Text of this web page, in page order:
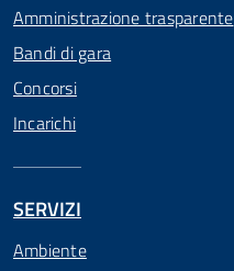
Amministrazione trasparente
Bandi di gara
Concorsi
Incarichi
SERVIZI
Ambiente